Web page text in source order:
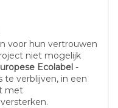
voor hun vertrouwen
niet mogelijk
Ecolabel -
te verblijven, in een
met